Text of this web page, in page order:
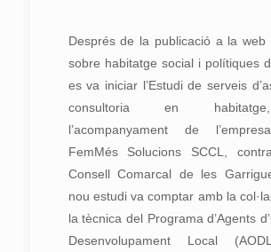
Després de la publicació a la web
sobre habitatge social i polítiques
es va iniciar l’Estudi de serveis
consultoria en
l’acompanyament de
FemMés Solucions SCCL,
Consell Comarcal de les
nou estudi va comptar amb la
la tècnica del Programa d’Agents
Desenvolupament Local